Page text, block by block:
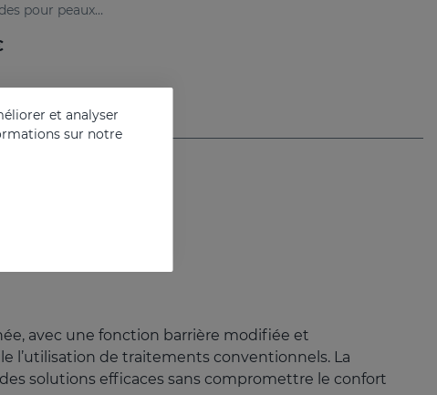
Contour des yeux anti-rides pour peaux sensibles
avec une fonction barrière modifiée et
l’utilisation de traitements conventionnels. La
solutions efficaces sans compromettre le confort
et analyser
sur notre